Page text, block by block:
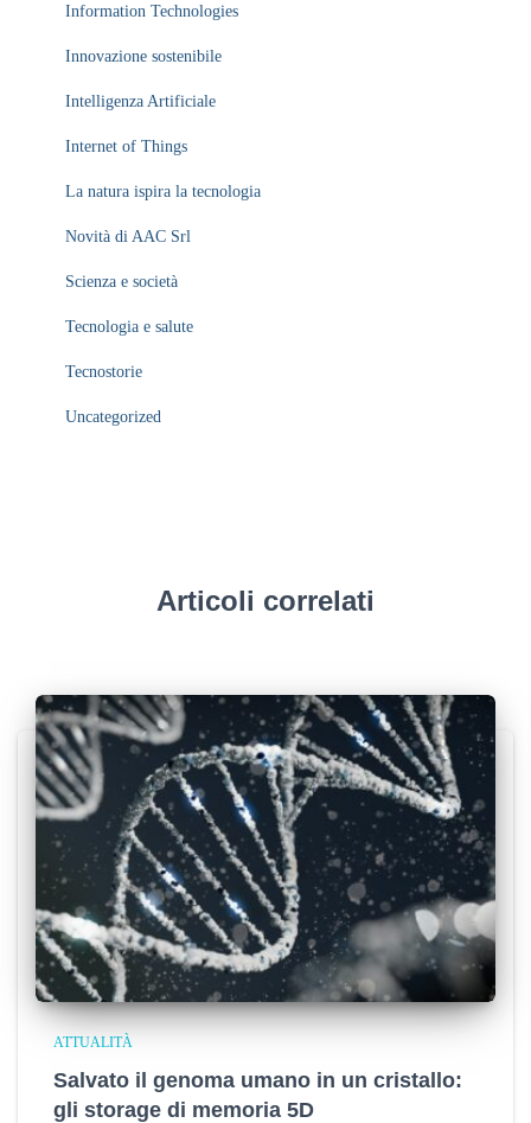
Information Technologies
Innovazione sostenibile
Intelligenza Artificiale
Internet of Things
La natura ispira la tecnologia
Novità di AAC Srl
Scienza e società
Tecnologia e salute
Tecnostorie
Uncategorized
Articoli correlati
ATTUALITÀ
Salvato il genoma umano in un cristallo:
gli storage di memoria 5D